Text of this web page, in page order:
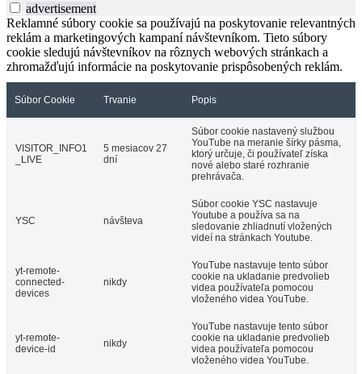
advertisement
Reklamné súbory cookie sa používajú na poskytovanie relevantných
reklám a marketingových kampaní návštevníkom. Tieto súbory
cookie sledujú návštevníkov na rôznych webových stránkach a
zhromažďujú informácie na poskytovanie prispôsobených reklám.
Súbor Cookie Trvanie Popis
VISITOR_INFO1
_LIVE
5 mesiacov 27
dní
Súbor cookie nastavený službou
YouTube na meranie šírky pásma,
ktorý určuje, či používateľ získa
nové alebo staré rozhranie
prehrávača.
YSC návšteva
Súbor cookie YSC nastavuje
Youtube a používa sa na
sledovanie zhliadnutí vložených
videí na stránkach Youtube.
yt-remote-
connected-
devices
nikdy
YouTube nastavuje tento súbor
cookie na ukladanie predvolieb
videa používateľa pomocou
vloženého videa YouTube.
yt-remote-
device-id
nikdy
YouTube nastavuje tento súbor
cookie na ukladanie predvolieb
videa používateľa pomocou
vloženého videa YouTube.